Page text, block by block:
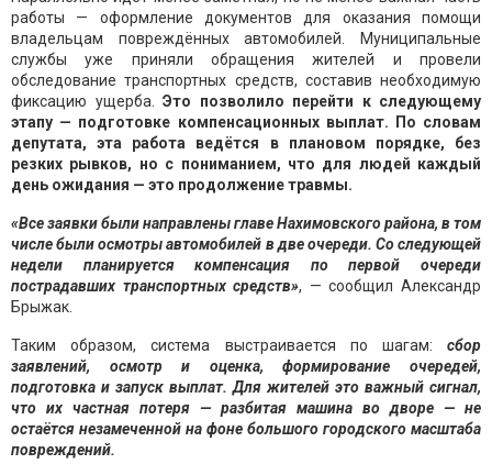
работы — оформление документов для оказания помощи
владельцам повреждённых автомобилей. Муниципальные
службы уже приняли обращения жителей и провели
обследование транспортных средств, составив необходимую
фиксацию ущерба.
Это позволило перейти к следующему
этапу — подготовке компенсационных выплат. По словам
депутата, эта работа ведётся в плановом порядке, без
резких рывков, но с пониманием, что для людей каждый
день ожидания — это продолжение травмы.
«Все заявки были направлены главе Нахимовского района, в том
числе были осмотры автомобилей в две очереди. Со следующей
недели планируется компенсация по первой очереди
пострадавших транспортных средств», — сообщил Александр
Брыжак.
Таким образом, система выстраивается по шагам: сбор
заявлений, осмотр и оценка, формирование очередей,
подготовка и запуск выплат. Для жителей это важный сигнал,
что их частная потеря — разбитая машина во дворе — не
остаётся незамеченной на фоне большого городского масштаба
повреждений.